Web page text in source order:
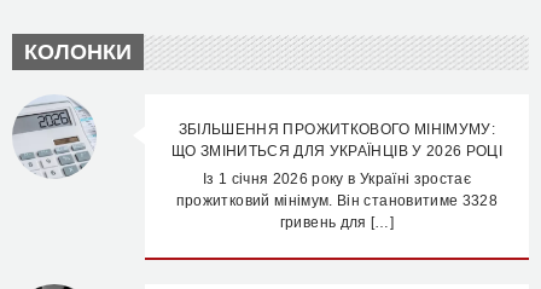
КОЛОНКИ
ЗБІЛЬШЕННЯ ПРОЖИТКОВОГО МІНІМУМУ:
ЩО ЗМІНИТЬСЯ ДЛЯ УКРАЇНЦІВ У 2026 РОЦІ
Із 1 січня 2026 року в Україні зростає
прожитковий мінімум. Він становитиме 3328
гривень для […]